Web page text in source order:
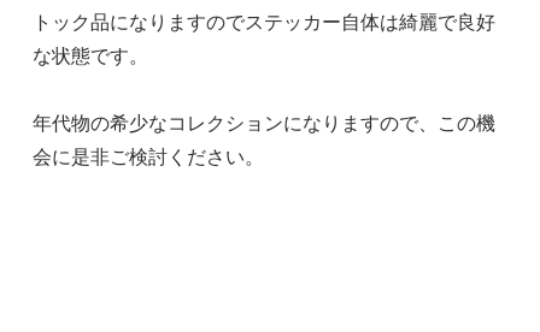
トック品になりますのでステッカー自体は綺麗で良好
な状態です。
年代物の希少なコレクションになりますので、この機
会に是非ご検討ください。